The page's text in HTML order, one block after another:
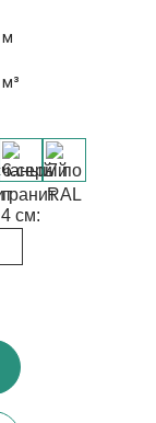
м
см: